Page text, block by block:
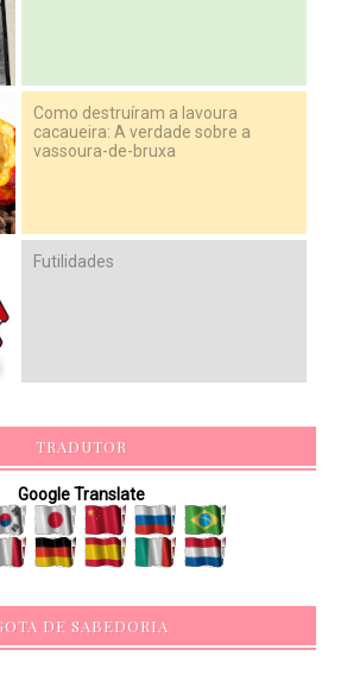
Como destruíram a lavoura
cacaueira: A verdade sobre a
vassoura-de-bruxa
Futilidades
TRADUTOR
Google Translate
DE SABEDORIA